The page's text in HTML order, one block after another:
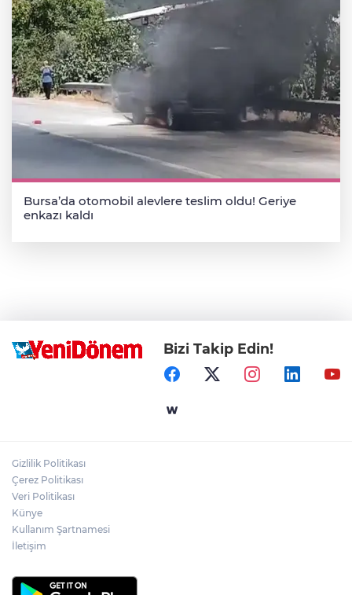
Bursa’da otomobil alevlere teslim oldu! Geriye
enkazı kaldı
Bizi Takip Edin!
Gizlilik Politikası
Çerez Politikası
Veri Politikası
Künye
Kullanım Şartnamesi
İletişim